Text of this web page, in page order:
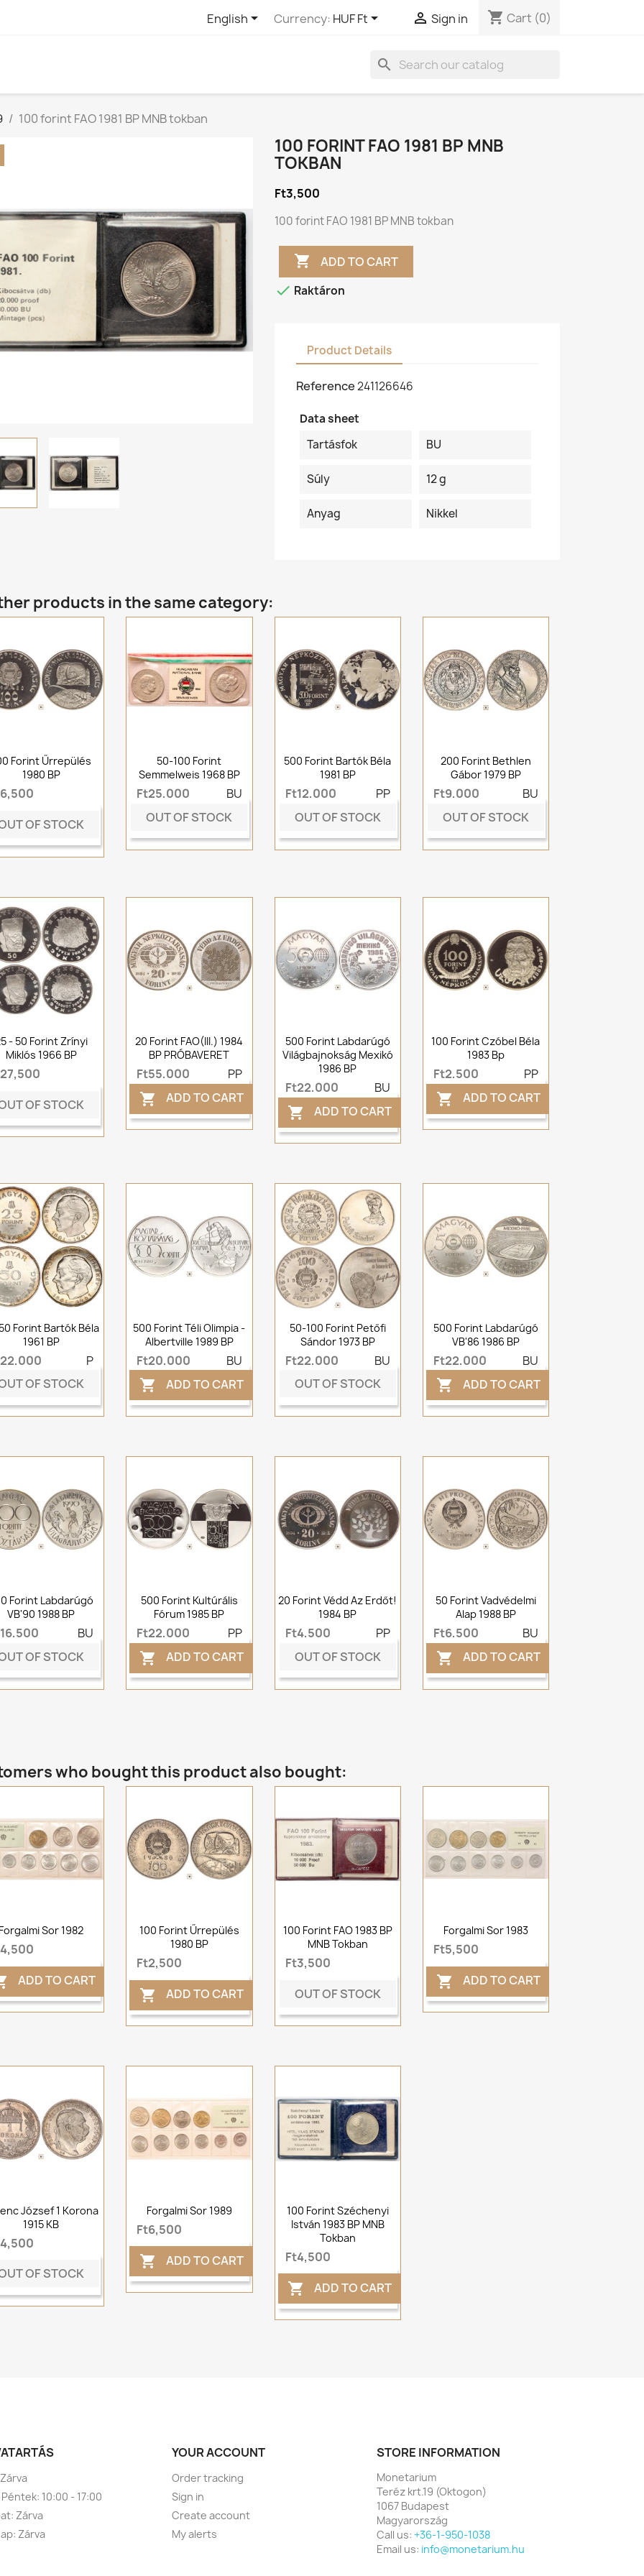
English Currency: HUF Ft  Sign in shopping_cart Cart (0)
search
100 forint FAO 1981 BP MNB tokban
100 FORINT FAO 1981 BP MNB
TOKBAN
Ft3,500
100 forint FAO 1981 BP MNB tokban
 ADD TO CART
 Raktáron
Product Details
Reference241126646
Data sheet
Tartásfok
BU
Súly 12 g
Anyag Nikkel
products in the same category:
Forint Űrrepülés
1980 BP
OF STOCK
50-100 Forint
Semmelweis 1968 BP
Ft25,000
BU
OUT OF STOCK
500 Forint Bartók Béla
1981 BP
Ft12,000
PP
OUT OF STOCK
200 Forint Bethlen
Gábor 1979 BP
Ft9,000
BU
OUT OF STOCK
- 50 Forint Zrínyi
Miklós 1966 BP
OF STOCK
20 Forint FAO(III.) 1984
BP PRÓBAVERET
Ft55,000 PP
 ADD TO CART
500 Forint Labdarúgó
Világbajnokság Mexikó
1986 BP
Ft22,000 BU
 ADD TO CART
100 Forint Czóbel Béla
1983 Bp
Ft2,500 PP
 ADD TO CART
Forint Bartók Béla
1961 BP
P
OF STOCK
500 Forint Téli Olimpia -
Albertville 1989 BP
Ft20,000 BU
 ADD TO CART
50-100 Forint Petőfi
Sándor 1973 BP
Ft22,000
BU
OUT OF STOCK
500 Forint Labdarúgó
VB'86 1986 BP
Ft22,000 BU
 ADD TO CART
Forint Labdarúgó
VB'90 1988 BP
BU
OF STOCK
500 Forint Kultúrális
Fórum 1985 BP
Ft22,000 PP
 ADD TO CART
20 Forint Védd Az Erdőt!
1984 BP
Ft4,500
PP
OUT OF STOCK
50 Forint Vadvédelmi
Alap 1988 BP
Ft6,500 BU
 ADD TO CART
who bought this product also bought:
Sor 1982
ADD TO CART
100 Forint Űrrepülés
1980 BP
Ft2,500
 ADD TO CART
100 Forint FAO 1983 BP
MNB Tokban
Ft3,500
OUT OF STOCK
Forgalmi Sor 1983
Ft5,500
 ADD TO CART
József 1 Korona
1915 KB
OF STOCK
Forgalmi Sor 1989
Ft6,500
 ADD TO CART
100 Forint Széchenyi
István 1983 BP MNB
Tokban
Ft4,500
 ADD TO CART
10:00 - 17:00
Zárva
Zárva
YOUR ACCOUNT
Order tracking
Sign in
Create account
My alerts
STORE INFORMATION
Monetarium
Teréz krt.19 (Oktogon)
1067 Budapest
Magyarország
Call us: +36-1-950-1038
Email us: info@monetarium.hu